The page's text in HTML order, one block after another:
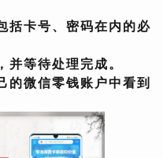
括卡号、密码在内的必
并等待处理完成。
的微信零钱账户中看到